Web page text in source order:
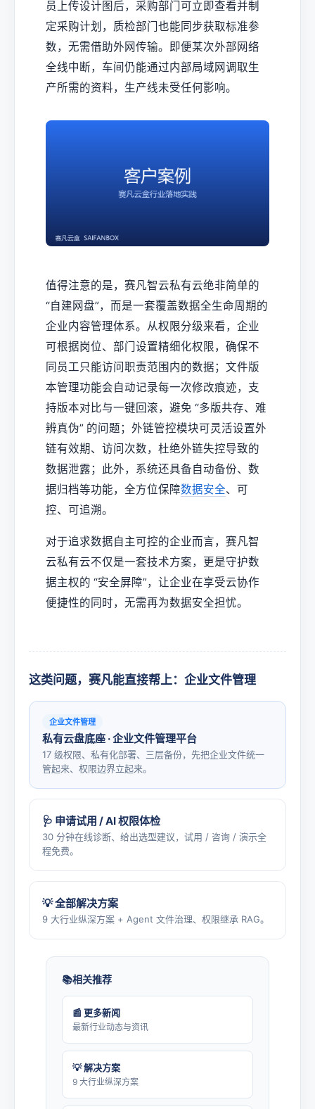
员上传设计图后，采购部门可立即查看并制
定采购计划，质检部门也能同步获取标准参
数，无需借助外网传输。即便某次外部网络
全线中断，车间仍能通过内部局域网调取生
产所需的资料，生产线未受任何影响。
值得注意的是，赛凡智云私有云绝非简单的
“自建网盘”，而是一套覆盖数据全生命周期的
企业内容管理体系。从权限分级来看，企业
可根据岗位、部门设置精细化权限，确保不
同员工只能访问职责范围内的数据；文件版
本管理功能会自动记录每一次修改痕迹，支
持版本对比与一键回滚，避免 “多版共存、难
辨真伪” 的问题；外链管控模块可灵活设置外
链有效期、访问次数，杜绝外链失控导致的
数据泄露；此外，系统还具备自动备份、数
据归档等功能，全方位保障数据安全、可
控、可追溯。
对于追求数据自主可控的企业而言，赛凡智
云私有云不仅是一套技术方案，更是守护数
据主权的 “安全屏障”，让企业在享受云协作
便捷性的同时，无需再为数据安全担忧。
这类问题，赛凡能直接帮上：企业文件管理
企业文件管理
私有云盘底座 · 企业文件管理平台
17 级权限、私有化部署、三层备份，先把企业文件统一
管起来、权限边界立起来。
🩺 申请试用 / AI 权限体检
30 分钟在线诊断、给出选型建议，试用 / 咨询 / 演示全
程免费。
💡 全部解决方案
9 大行业纵深方案 + Agent 文件治理、权限继承 RAG。
相关推荐
📰 更多新闻
最新行业动态与资讯
💡 解决方案
9 大行业纵深方案